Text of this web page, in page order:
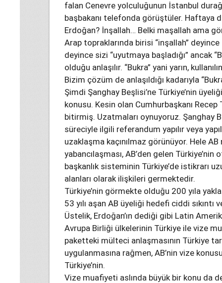
falan Cenevre yolculuğunun İstanbul
başbakanı telefonda görüştüler. Haftaya
Erdoğan? İnşallah… Belki maşallah ama
Arap topraklarında birisi “inşallah”
deyince sizi “uyutmaya başladığı” ancak
olduğu anlaşılır. “Bukra” yani yarın,
Bizim çözüm de anlaşıldığı kadarıyla
Şimdi Şanghay Beşlisi’ne Türkiye’nin
konusu. Kesin olan Cumhurbaşkanı
bitirmiş. Uzatmaları oynuyoruz. Şanghay
süreciyle ilgili referandum yapılır veya
uzaklaşma kaçınılmaz görünüyor. Hele
yabancılaşması, AB’den gelen
başkanlık sisteminin Türkiye’de istikrarı
alanları olarak ilişkileri germektedir.
Türkiye’nin görmekte olduğu 200 yıla
53 yılı aşan AB üyeliği hedefi ciddi sıkıntı
Üstelik, Erdoğan’ın dediği gibi Latin
Avrupa Birliği ülkelerinin Türkiye ile vize
paketteki mülteci anlaşmasının Türkiye
uygulanmasına rağmen, AB’nin vize
Türkiye’nin.
Vize muafiyeti aslında büyük bir konu da